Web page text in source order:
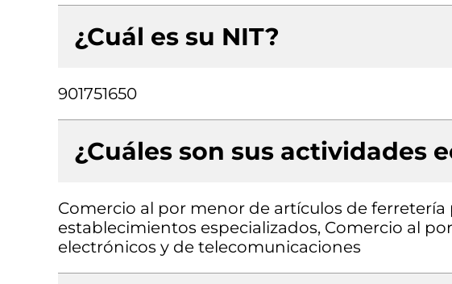
¿Cuál es su NIT?
901751650
¿Cuáles son sus actividades
Comercio al por menor de artículos de
establecimientos especializados, Comercio al
electrónicos y de telecomunicaciones